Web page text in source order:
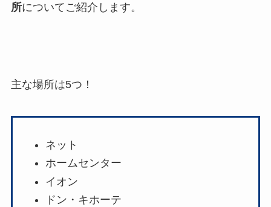
所についてご紹介します。
主な場所は5つ！
ネット
ホームセンター
イオン
ドン・キホーテ